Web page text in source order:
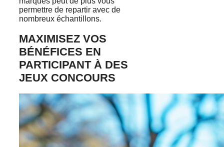
permettre de repartir avec de
nombreux échantillons.
MAXIMISEZ VOS
BÉNÉFICES EN
PARTICIPANT À DES
JEUX CONCOURS